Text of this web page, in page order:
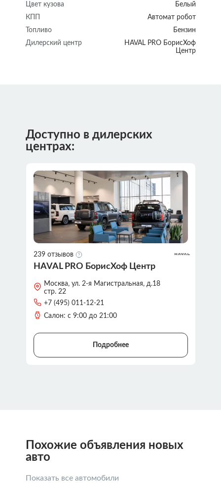
Цвет кузова
Белый
КПП
Автомат робот
Топливо
Бензин
Дилерский центр
HAVAL PRO БорисХоф
Центр
Доступно в дилерских
центрах:
239 отзывов
HAVAL PRO БорисХоф Центр
Москва, ул. 2-я Магистральная, д.18
стр. 22
+7 (495) 011-12-21
Салон: с 9:00 до 21:00
Подробнее
Похожие объявления новых
авто
Показать все автомобили